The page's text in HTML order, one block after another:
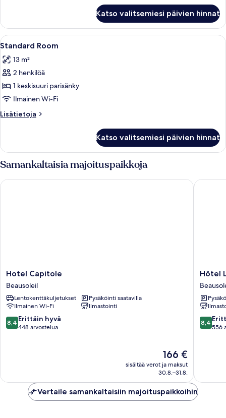
Katso valitsemiesi päivien hinnat
Avaa
kaikki
huonetyypin
Standard
Room
kuvat
Työpöytä, pimennysverhot,
3
Standard Room
13 m²
2 henkilöä
1 keskisuuri parisänky
Ilmainen Wi-Fi
Lisätietoja
Lisätietoja
Katso valitsemiesi päivien hinnat
Samankaltaisia majoituspaikkoja
Hotel
Capitole
Beausoleil
Hotel Capitole
Beausoleil
Lentokenttäkuljetukset
Pysäköinti saatavilla
Ilmainen Wi-Fi
Ilmastointi
8.4
kautta
8,4 Erittäin hyvä
448 arvostelua
Hinta
on
166 €
166 €
sisältää verot ja maksut
30.8.–31.8.
Hotel Capitole
Hôtel
LA
ex
Olympia
Hôtel
8.4
kautta
8,4
556
Hôtel
Vertaile samankaltaisiin majoituspaikkoihin